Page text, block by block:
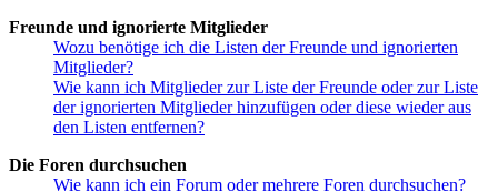
Freunde und ignorierte Mitglieder
Wozu benötige ich die Listen der Freunde und ignorierten
Mitglieder?
Wie kann ich Mitglieder zur Liste der Freunde oder zur Liste
der ignorierten Mitglieder hinzufügen oder diese wieder aus
den Listen entfernen?
Die Foren durchsuchen
Wie kann ich ein Forum oder mehrere Foren durchsuchen?